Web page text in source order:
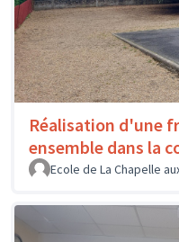
Réalisation d'une
ensemble dans la
Ecole de La Chapelle